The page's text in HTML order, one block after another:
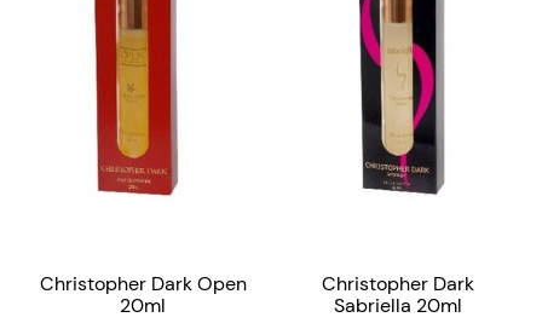
Christopher Dark Open
20ml
Christopher Dark
Sabriella 20ml